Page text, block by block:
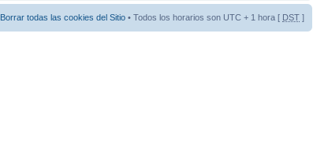
Borrar todas las cookies del Sitio • Todos los horarios son UTC + 1 hora [ DST ]